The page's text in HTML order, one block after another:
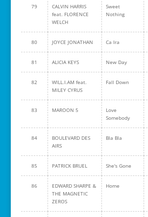
79
CALVIN HARRIS
feat. FLORENCE
WELCH
Sweet
Nothing
80 JOYCE JONATHAN Ca Ira
81 ALICIA KEYS New Day
82
WILL.I.AM feat.
MILEY CYRUS
Fall Down
83 MAROON 5
Love
Somebody
84
BOULEVARD DES
AIRS
Bla Bla
85 PATRICK BRUEL She's Gone
86
EDWARD SHARPE &
THE MAGNETIC
ZEROS
Home